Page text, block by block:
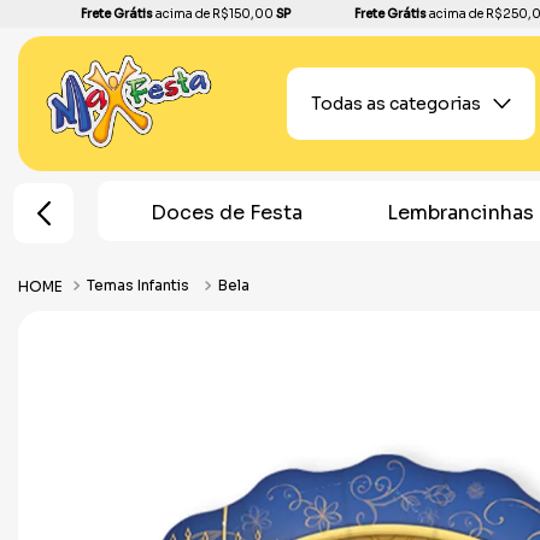
Frete Grátisacima de R$150,00 SP Frete Grátisacima de
Todas as categorias
Festa Lembrancinhas Topos de Bolo
Temas Infantis Bela